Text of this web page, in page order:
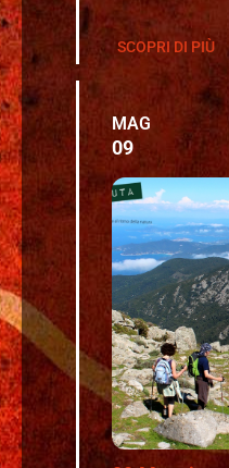
SCOPRI DI PIÙ
MAG
09